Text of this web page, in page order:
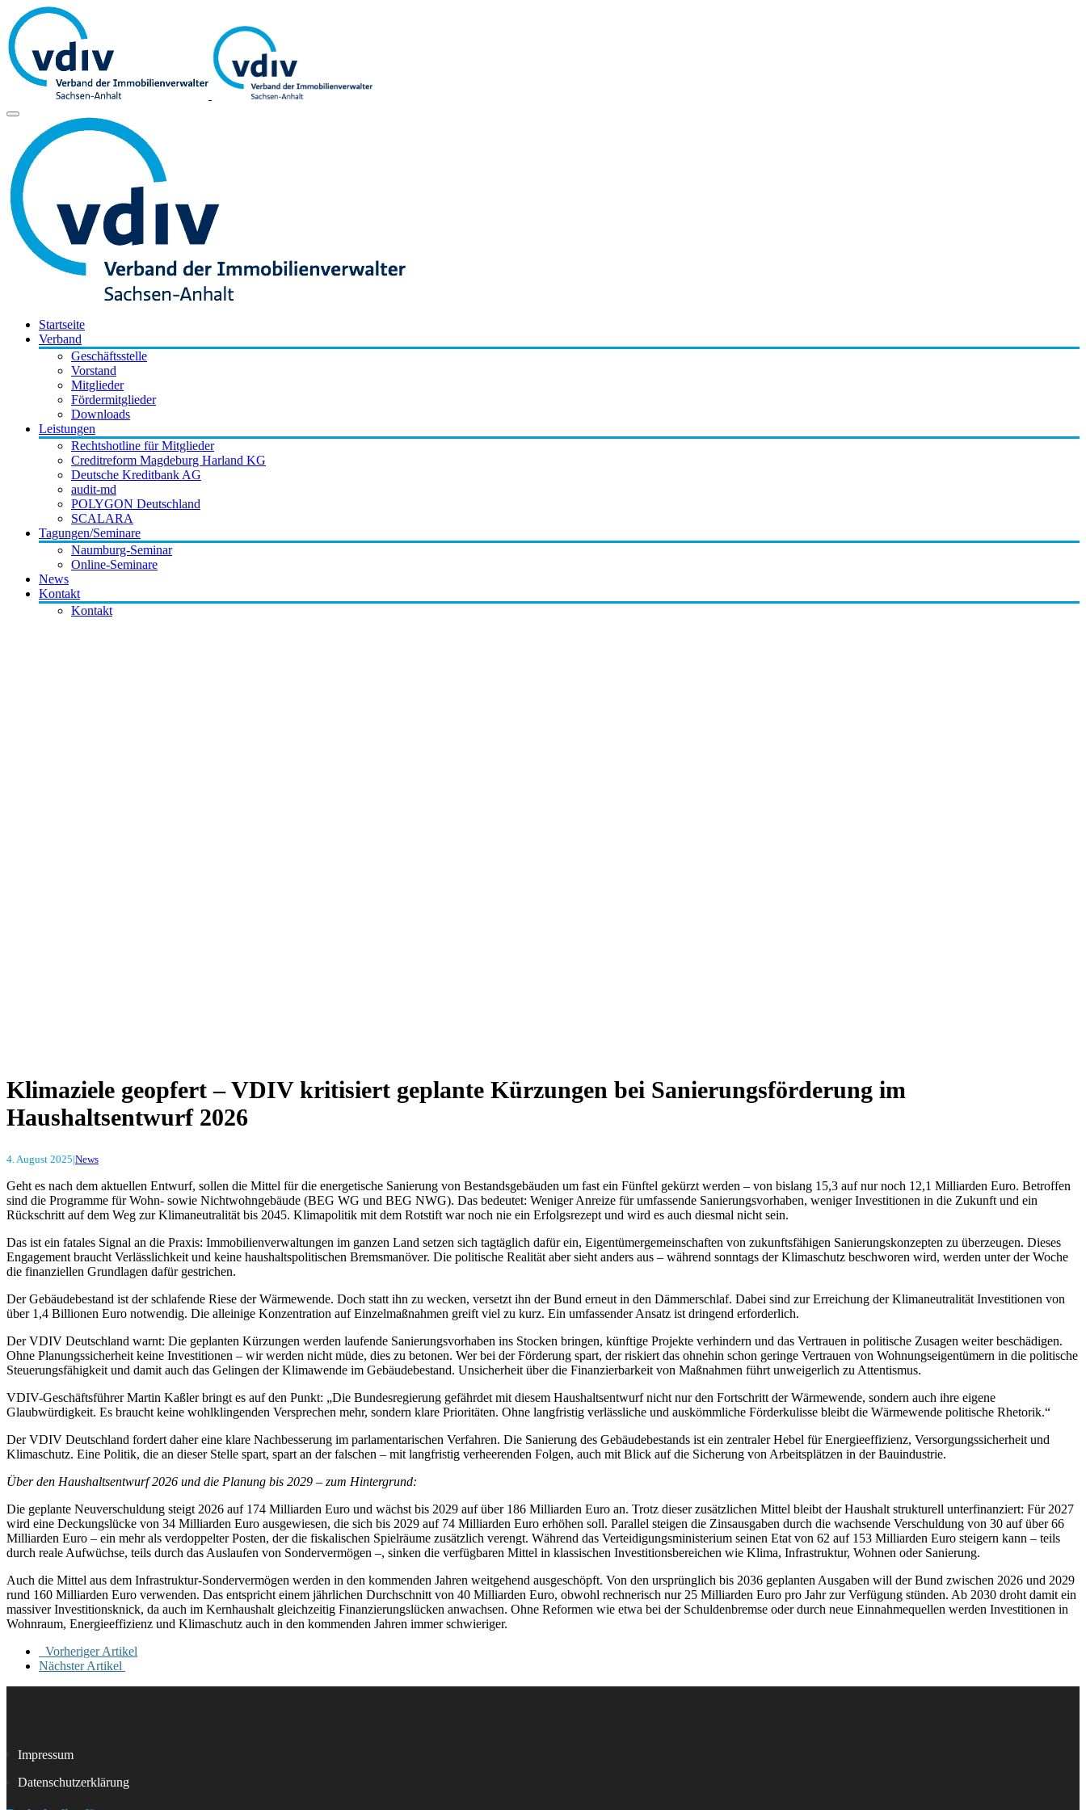
Startseite
Verband
Geschäftsstelle
Vorstand
Mitglieder
Fördermitglieder
Downloads
Leistungen
Rechtshotline für Mitglieder
Creditreform Magdeburg Harland KG
Deutsche Kreditbank AG
audit-md
POLYGON Deutschland
SCALARA
Tagungen/Seminare
Naumburg-Seminar
Online-Seminare
News
Kontakt
Kontakt
Klimaziele geopfert – VDIV kritisiert geplante Kürzungen bei Sanierungsförderung im
Haushaltsentwurf 2026
4. August 2025|News
Geht es nach dem aktuellen Entwurf, sollen die Mittel für die energetische Sanierung von Bestandsgebäuden um fast ein Fünftel gekürzt werden – von bislang 15,3 auf nur noch 12,1 Milliarden Euro. Betroffen
sind die Programme für Wohn- sowie Nichtwohngebäude (BEG WG und BEG NWG). Das bedeutet: Weniger Anreize für umfassende Sanierungsvorhaben, weniger Investitionen in die Zukunft und ein
Rückschritt auf dem Weg zur Klimaneutralität bis 2045. Klimapolitik mit dem Rotstift war noch nie ein Erfolgsrezept und wird es auch diesmal nicht sein.
Das ist ein fatales Signal an die Praxis: Immobilienverwaltungen im ganzen Land setzen sich tagtäglich dafür ein, Eigentümergemeinschaften von zukunftsfähigen Sanierungskonzepten zu überzeugen. Dieses
Engagement braucht Verlässlichkeit und keine haushaltspolitischen Bremsmanöver. Die politische Realität aber sieht anders aus – während sonntags der Klimaschutz beschworen wird, werden unter der Woche
die finanziellen Grundlagen dafür gestrichen.
Der Gebäudebestand ist der schlafende Riese der Wärmewende. Doch statt ihn zu wecken, versetzt ihn der Bund erneut in den Dämmerschlaf. Dabei sind zur Erreichung der Klimaneutralität Investitionen von
über 1,4 Billionen Euro notwendig. Die alleinige Konzentration auf Einzelmaßnahmen greift viel zu kurz. Ein umfassender Ansatz ist dringend erforderlich.
Der VDIV Deutschland warnt: Die geplanten Kürzungen werden laufende Sanierungsvorhaben ins Stocken bringen, künftige Projekte verhindern und das Vertrauen in politische Zusagen weiter beschädigen.
Ohne Planungssicherheit keine Investitionen – wir werden nicht müde, dies zu betonen. Wer bei der Förderung spart, der riskiert das ohnehin schon geringe Vertrauen von Wohnungseigentümern in die politische
Steuerungsfähigkeit und damit auch das Gelingen der Klimawende im Gebäudebestand. Unsicherheit über die Finanzierbarkeit von Maßnahmen führt unweigerlich zu Attentismus.
VDIV-Geschäftsführer Martin Kaßler bringt es auf den Punkt: „Die Bundesregierung gefährdet mit diesem Haushaltsentwurf nicht nur den Fortschritt der Wärmewende, sondern auch ihre eigene
Glaubwürdigkeit. Es braucht keine wohlklingenden Versprechen mehr, sondern klare Prioritäten. Ohne langfristig verlässliche und auskömmliche Förderkulisse bleibt die Wärmewende politische Rhetorik.“
Der VDIV Deutschland fordert daher eine klare Nachbesserung im parlamentarischen Verfahren. Die Sanierung des Gebäudebestands ist ein zentraler Hebel für Energieeffizienz, Versorgungssicherheit und
Klimaschutz. Eine Politik, die an dieser Stelle spart, spart an der falschen – mit langfristig verheerenden Folgen, auch mit Blick auf die Sicherung von Arbeitsplätzen in der Bauindustrie.
Über den Haushaltsentwurf 2026 und die Planung bis 2029 – zum Hintergrund:
Die geplante Neuverschuldung steigt 2026 auf 174 Milliarden Euro und wächst bis 2029 auf über 186 Milliarden Euro an. Trotz dieser zusätzlichen Mittel bleibt der Haushalt strukturell unterfinanziert: Für 2027
wird eine Deckungslücke von 34 Milliarden Euro ausgewiesen, die sich bis 2029 auf 74 Milliarden Euro erhöhen soll. Parallel steigen die Zinsausgaben durch die wachsende Verschuldung von 30 auf über 66
Milliarden Euro – ein mehr als verdoppelter Posten, der die fiskalischen Spielräume zusätzlich verengt. Während das Verteidigungsministerium seinen Etat von 62 auf 153 Milliarden Euro steigern kann – teils
durch reale Aufwüchse, teils durch das Auslaufen von Sondervermögen –, sinken die verfügbaren Mittel in klassischen Investitionsbereichen wie Klima, Infrastruktur, Wohnen oder Sanierung.
Auch die Mittel aus dem Infrastruktur-Sondervermögen werden in den kommenden Jahren weitgehend ausgeschöpft. Von den ursprünglich bis 2036 geplanten Ausgaben will der Bund zwischen 2026 und 2029
rund 160 Milliarden Euro verwenden. Das entspricht einem jährlichen Durchschnitt von 40 Milliarden Euro, obwohl rechnerisch nur 25 Milliarden Euro pro Jahr zur Verfügung stünden. Ab 2030 droht damit ein
massiver Investitionsknick, da auch im Kernhaushalt gleichzeitig Finanzierungslücken anwachsen. Ohne Reformen wie etwa bei der Schuldenbremse oder durch neue Einnahmequellen werden Investitionen in
Wohnraum, Energieeffizienz und Klimaschutz auch in den kommenden Jahren immer schwieriger.
Vorheriger Artikel
Nächster Artikel
Impressum
Datenschutzerklärung